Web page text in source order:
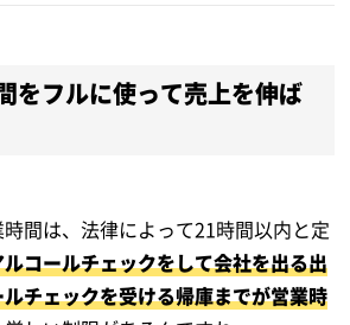
をフルに使って売上を伸ば
間は、法律によって21時間以内と定
ルコールチェックをして会社を出る出
チェックを受ける帰庫までが営業時